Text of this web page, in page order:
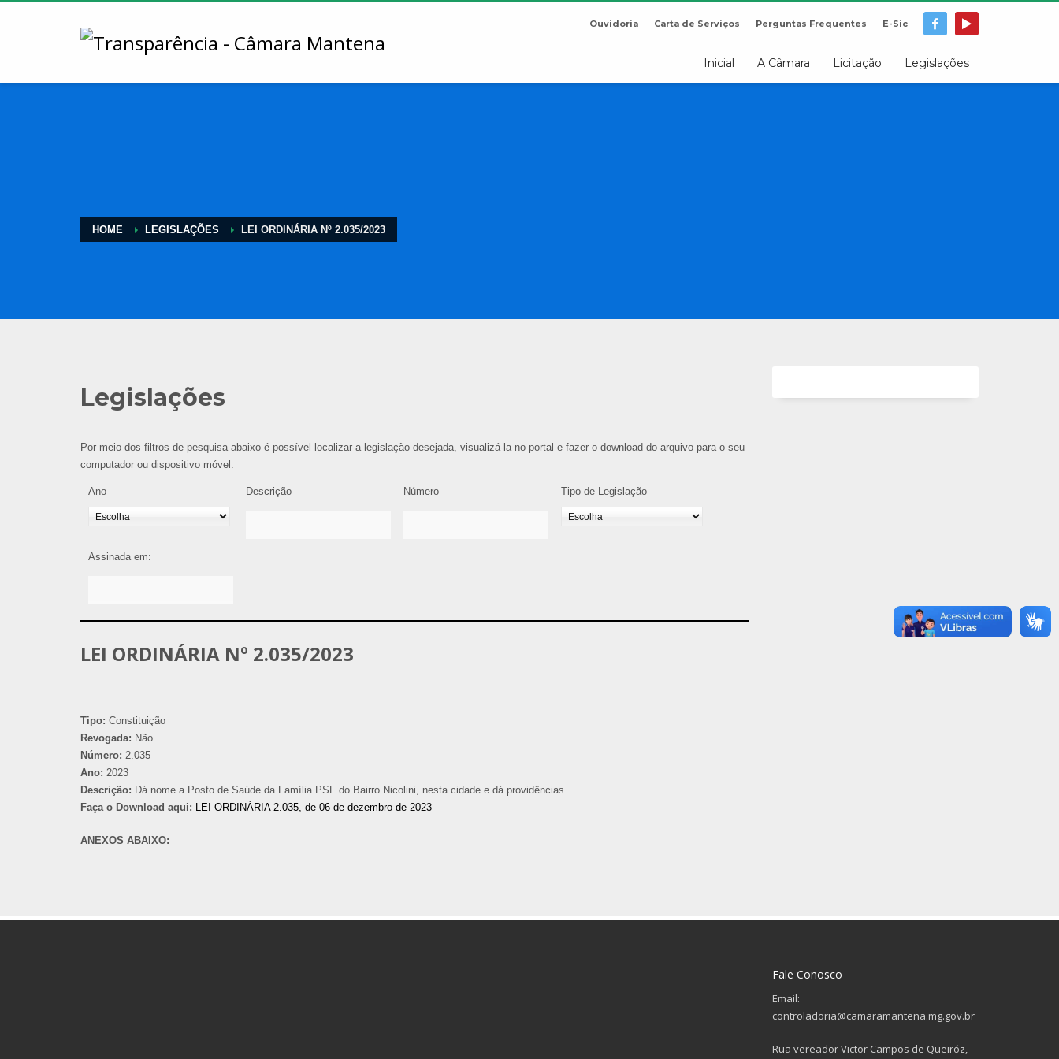
Ouvidoria Carta de Serviços Perguntas Frequentes E-Sic
Inicial A Câmara Licitação Legislações
HOME LEGISLAÇÕES LEI ORDINÁRIA Nº 2.035/2023
Legislações
Por meio dos filtros de pesquisa abaixo é possível localizar a legislação desejada, visualizá-la no portal e fazer o download do arquivo para o seu
computador ou dispositivo móvel.
Ano Descrição Número Tipo de Legislação
Assinada em:
LEI ORDINÁRIA Nº 2.035/2023
Tipo: Constituição
Revogada: Não
Número: 2.035
Ano: 2023
Descrição: Dá nome a Posto de Saúde da Família PSF do Bairro Nicolini, nesta cidade e dá providências.
Faça o Download aqui: LEI ORDINÁRIA 2.035, de 06 de dezembro de 2023
ANEXOS ABAIXO:
Fale Conosco
Email:
controladoria@camaramantena.mg.gov.br
Rua vereador Victor Campos de Queiróz,